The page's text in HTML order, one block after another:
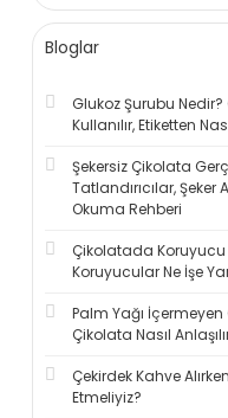
Bloglar
Glukoz Şurubu
Kullanılır, Etiketten
Şekersiz Çikolata
Tatlandırıcılar, Şeker
Okuma Rehberi
Çikolatada Koruyucu
Koruyucular Ne İşe
Palm Yağı
Çikolata Nasıl
Çekirdek Kahve
Etmeliyiz?